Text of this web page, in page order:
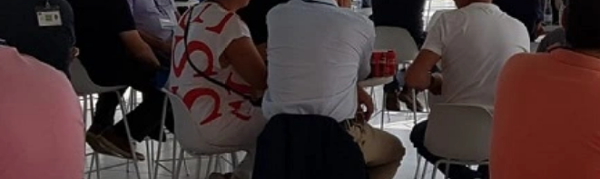
https://tools.google.com/dlpage/gaoptout?hl=en
Objeción a la recopilación de datos
Puede impedir la recopilación de sus datos por parte de Google
exclusión para evitar que se recopilen sus datos en futuras visitas a este
Disable Google Analytics
Para obtener más información sobre el tratamiento de los datos de los
Google:
Sube tu currículum vitae